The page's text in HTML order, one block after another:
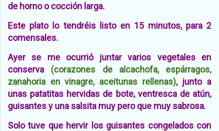
de horno o cocción larga.
Este plato lo tendréis listo en 15 minutos, para 2
comensales.
Ayer se me ocurrió juntar varios vegetales en
conserva (corazones de alcachofa, espárragos,
zanahoria en vinagre, aceitunas rellenas), junto a
unas patatitas hervidas de bote, ventresca de atún,
guisantes y una salsita muy pero que muy sabrosa.
Solo tuve que hervir los guisantes congelados con